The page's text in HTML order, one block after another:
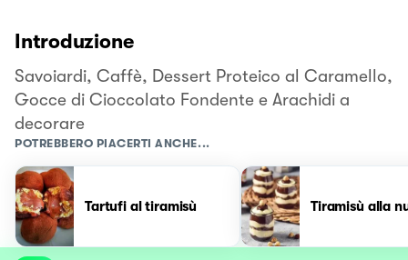
Introduzione
Savoiardi, Caffè, Dessert Proteico al Caramello,
Gocce di Cioccolato Fondente e Arachidi a
decorare
POTREBBERO PIACERTI ANCHE...
Tartufi al tiramisù Tiramisù alla